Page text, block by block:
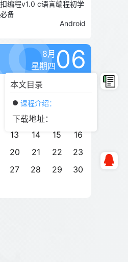
本文目录
课程介绍：
下载地址：
编程v1.0 c语言编程初学
备
Android
8月
星期四06
四 五
6 7
13 14 15
16
20 21 22
23
27 28 29
30